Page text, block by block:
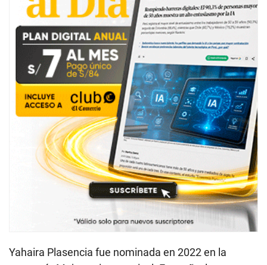
Yahaira Plasencia fue nominada en 2022 en la